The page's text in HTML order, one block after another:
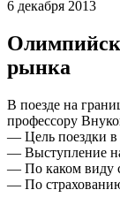
6 декабря 2013
рынка
В поезде на
профессору
— Цель поездки
— Выступление
— По каком виду
— По